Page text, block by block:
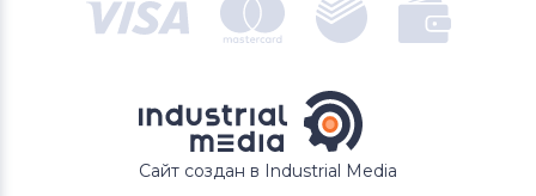
Сайт создан в Industrial Media